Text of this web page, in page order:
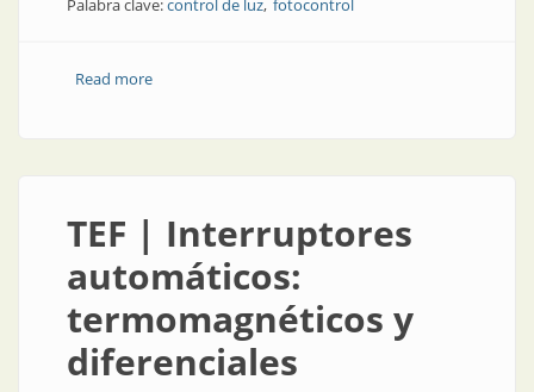
Palabra clave:control de luz fotocontrol
Read moreabout Producto | Control de luz según las horas de
TEF | Interruptores
automáticos:
termomagnéticos y
diferenciales